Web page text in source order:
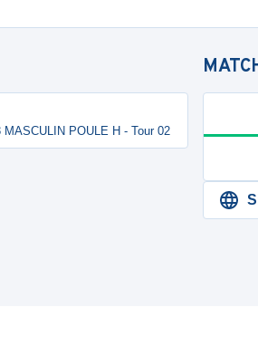
POULE H - Tour 02